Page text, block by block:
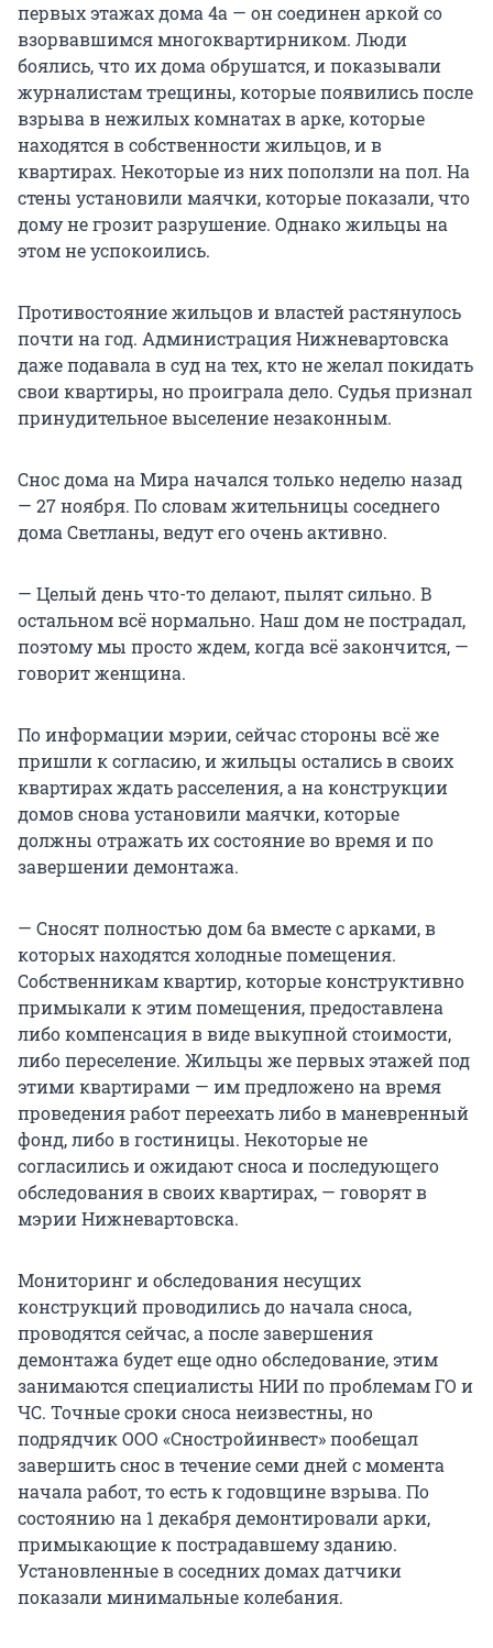
первых этажах дома 4а — он соединен аркой со
взорвавшимся многоквартирником. Люди
боялись, что их дома обрушатся, и показывали
журналистам трещины, которые появились после
взрыва в нежилых комнатах в арке, которые
находятся в собственности жильцов, и в
квартирах. Некоторые из них поползли на пол. На
стены установили маячки, которые показали, что
дому не грозит разрушение. Однако жильцы на
этом не успокоились.
Противостояние жильцов и властей растянулось
почти на год. Администрация Нижневартовска
даже подавала в суд на тех, кто не желал покидать
свои квартиры, но проиграла дело. Судья признал
принудительное выселение незаконным.
Снос дома на Мира начался только неделю назад
— 27 ноября. По словам жительницы соседнего
дома Светланы, ведут его очень активно.
— Целый день что-то делают, пылят сильно. В
остальном всё нормально. Наш дом не пострадал,
поэтому мы просто ждем, когда всё закончится, —
говорит женщина.
По информации мэрии, сейчас стороны всё же
пришли к согласию, и жильцы остались в своих
квартирах ждать расселения, а на конструкции
домов снова установили маячки, которые
должны отражать их состояние во время и по
завершении демонтажа.
— Сносят полностью дом 6а вместе с арками, в
которых находятся холодные помещения.
Собственникам квартир, которые конструктивно
примыкали к этим помещения, предоставлена
либо компенсация в виде выкупной стоимости,
либо переселение. Жильцы же первых этажей под
этими квартирами — им предложено на время
проведения работ переехать либо в маневренный
фонд, либо в гостиницы. Некоторые не
согласились и ожидают сноса и последующего
обследования в своих квартирах, — говорят в
мэрии Нижневартовска.
Мониторинг и обследования несущих
конструкций проводились до начала сноса,
проводятся сейчас, а после завершения
демонтажа будет еще одно обследование, этим
занимаются специалисты НИИ по проблемам ГО и
ЧС. Точные сроки сноса неизвестны, но
подрядчик ООО «Сностройинвест» пообещал
завершить снос в течение семи дней с момента
начала работ, то есть к годовщине взрыва. По
состоянию на 1 декабря демонтировали арки,
примыкающие к пострадавшему зданию.
Установленные в соседних домах датчики
показали минимальные колебания.